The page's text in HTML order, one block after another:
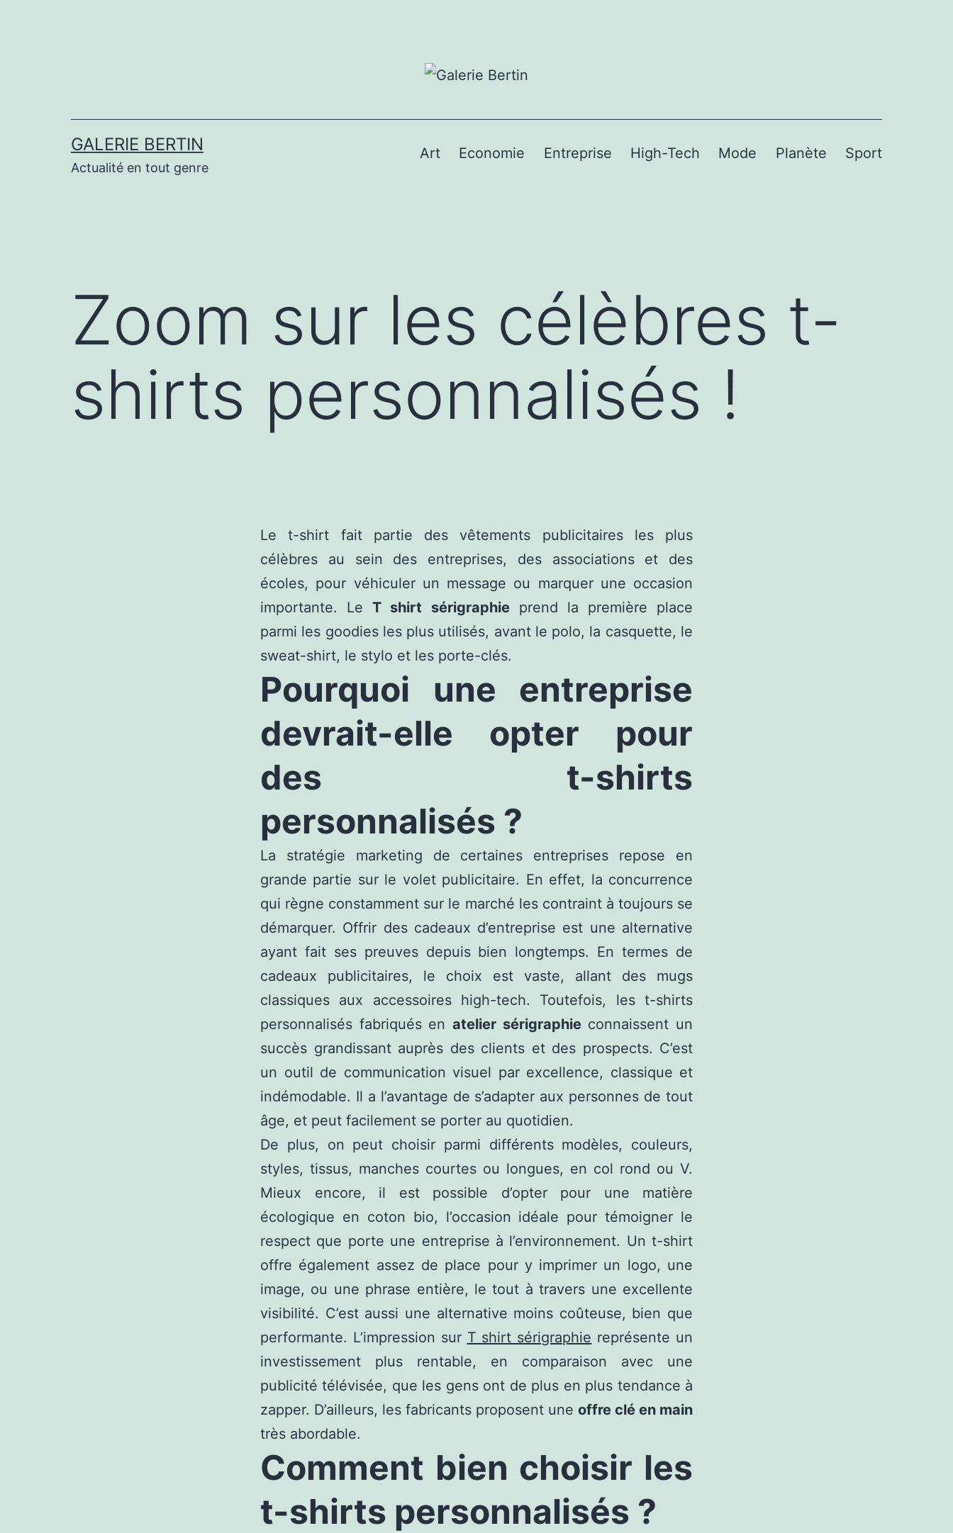
GALERIE BERTIN
Actualité en tout genre
Art Economie Entreprise High-Tech Mode Planète Sport
Zoom sur les célèbres t-
shirts personnalisés !
Le t-shirt fait partie des vêtements publicitaires les plus
célèbres au sein des entreprises, des associations et des
écoles, pour véhiculer un message ou marquer une occasion
importante. LeT shirt sérigraphieprend la première place
parmi les goodies les plus utilisés, avant le polo, la casquette, le
sweat-shirt, le stylo et les porte-clés.
Pourquoi une entreprise
devrait-elle opter pour
des t-shirts
personnalisés ?
La stratégie marketing de certaines entreprises repose en
grande partie sur le volet publicitaire. En effet, la concurrence
qui règne constamment sur le marché les contraint à toujours se
démarquer. Offrir des cadeaux d’entreprise est une alternative
ayant fait ses preuves depuis bien longtemps. En termes de
cadeaux publicitaires, le choix est vaste, allant des mugs
classiques aux accessoires high-tech. Toutefois, les t-shirts
personnalisés fabriqués en atelier sérigraphieconnaissent un
succès grandissant auprès des clients et des prospects. C’est
un outil de communication visuel par excellence, classique et
indémodable. Il a l’avantage de s’adapter aux personnes de tout
âge, et peut facilement se porter au quotidien.
De plus, on peut choisir parmi différents modèles, couleurs,
styles, tissus, manches courtes ou longues, en col rond ou V.
Mieux encore, il est possible d’opter pour une matière
écologique en coton bio, l’occasion idéale pour témoigner le
respect que porte une entreprise à l’environnement. Un t-shirt
offre également assez de place pour y imprimer un logo, une
image, ou une phrase entière, le tout à travers une excellente
visibilité. C’est aussi une alternative moins coûteuse, bien que
performante. L’impression sur T shirt sérigraphie représente un
investissement plus rentable, en comparaison avec une
publicité télévisée, que les gens ont de plus en plus tendance à
zapper. D’ailleurs, les fabricants proposent une offre clé en main
très abordable.
Comment bien choisir les
t-shirts personnalisés ?